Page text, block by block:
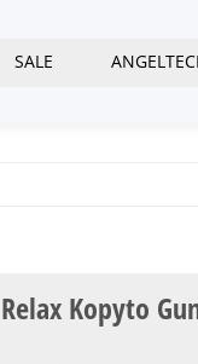
SALE
Relax Kopyto